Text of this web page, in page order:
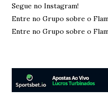
Segue no Instagram!
Entre no Grupo sobre o
Entre no Grupo sobre o